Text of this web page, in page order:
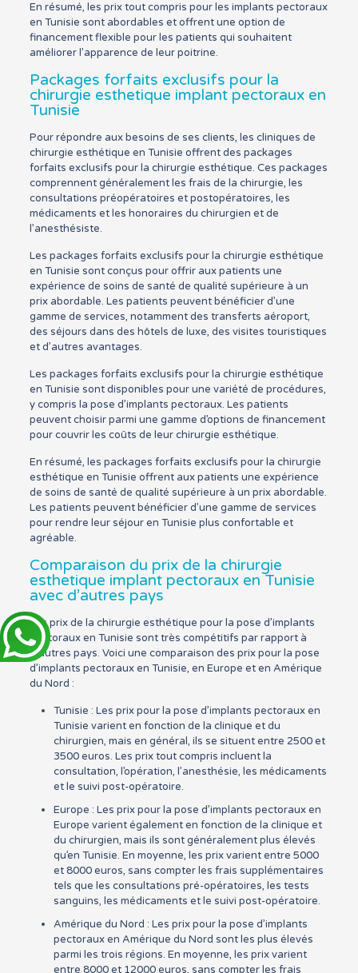
En résumé, les prix tout compris pour les implants pectoraux
en Tunisie sont abordables et offrent une option de
financement flexible pour les patients qui souhaitent
améliorer l’apparence de leur poitrine.
Packages forfaits exclusifs pour la
chirurgie esthetique implant pectoraux en
Tunisie
Pour répondre aux besoins de ses clients, les cliniques de
chirurgie esthétique en Tunisie offrent des packages
forfaits exclusifs pour la chirurgie esthétique. Ces packages
comprennent généralement les frais de la chirurgie, les
consultations préopératoires et postopératoires, les
médicaments et les honoraires du chirurgien et de
l’anesthésiste.
Les packages forfaits exclusifs pour la chirurgie esthétique
en Tunisie sont conçus pour offrir aux patients une
expérience de soins de santé de qualité supérieure à un
prix abordable. Les patients peuvent bénéficier d’une
gamme de services, notamment des transferts aéroport,
des séjours dans des hôtels de luxe, des visites touristiques
et d’autres avantages.
Les packages forfaits exclusifs pour la chirurgie esthétique
en Tunisie sont disponibles pour une variété de procédures,
y compris la pose d’implants pectoraux. Les patients
peuvent choisir parmi une gamme d’options de financement
pour couvrir les coûts de leur chirurgie esthétique.
En résumé, les packages forfaits exclusifs pour la chirurgie
esthétique en Tunisie offrent aux patients une expérience
de soins de santé de qualité supérieure à un prix abordable.
Les patients peuvent bénéficier d’une gamme de services
pour rendre leur séjour en Tunisie plus confortable et
agréable.
Comparaison du prix de la chirurgie
esthetique implant pectoraux en Tunisie
avec d’autres pays
Les prix de la chirurgie esthétique pour la pose d’implants
pectoraux en Tunisie sont très compétitifs par rapport à
d’autres pays. Voici une comparaison des prix pour la pose
d’implants pectoraux en Tunisie, en Europe et en Amérique
du Nord :
Tunisie : Les prix pour la pose d’implants pectoraux en
Tunisie varient en fonction de la clinique et du
chirurgien, mais en général, ils se situent entre 2500 et
3500 euros. Les prix tout compris incluent la
consultation, l’opération, l’anesthésie, les médicaments
et le suivi post-opératoire.
Europe : Les prix pour la pose d’implants pectoraux en
Europe varient également en fonction de la clinique et
du chirurgien, mais ils sont généralement plus élevés
qu’en Tunisie. En moyenne, les prix varient entre 5000
et 8000 euros, sans compter les frais supplémentaires
tels que les consultations pré-opératoires, les tests
sanguins, les médicaments et le suivi post-opératoire.
Amérique du Nord : Les prix pour la pose d’implants
pectoraux en Amérique du Nord sont les plus élevés
parmi les trois régions. En moyenne, les prix varient
entre 8000 et 12000 euros, sans compter les frais